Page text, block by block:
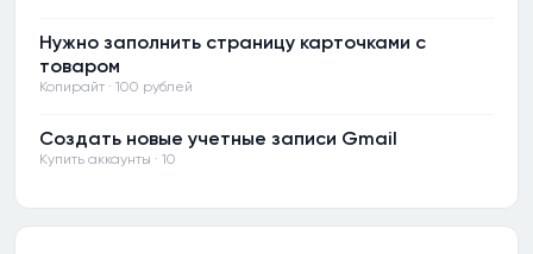
Нужно заполнить страницу карточками с
товаром
Копирайт · 100 рублей
Создать новые учетные записи Gmail
Купить аккаунты · 10